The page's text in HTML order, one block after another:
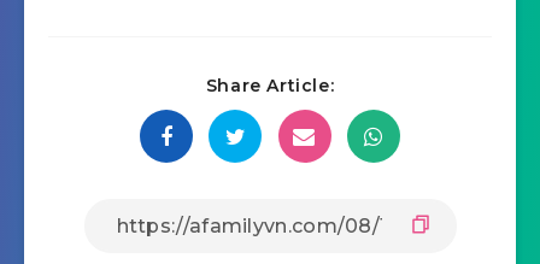
Share Article: